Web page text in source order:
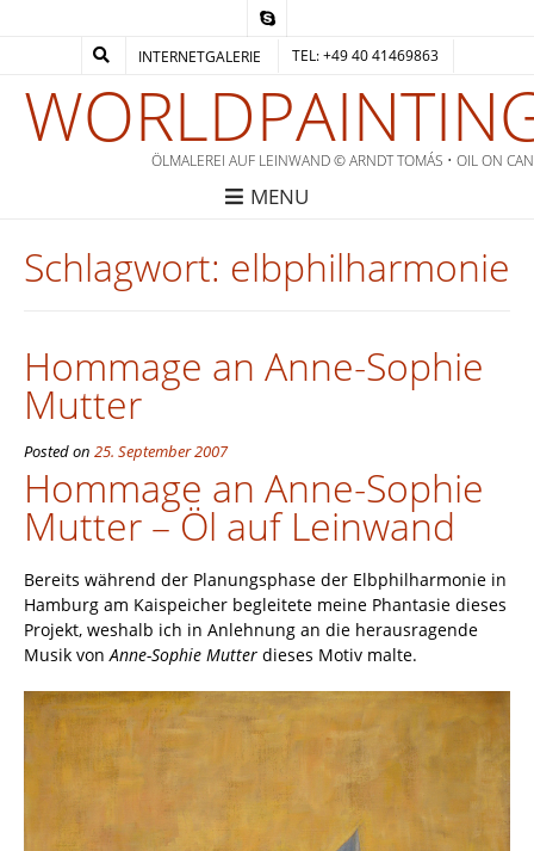
INTERNETGALERIE TEL: +49 40 41469863
ÖLMALEREI AUF LEINWAND © ARNDT TOMÁS • OIL ON
MENU
Schlagwort: elbphilharmonie
Hommage an Anne-Sophie
Mutter
Posted on 25. September 2007
Hommage an Anne-Sophie
Mutter – Öl auf Leinwand
Bereits während der Planungsphase der Elbphilharmonie in
Hamburg am Kaispeicher begleitete meine Phantasie dieses
Projekt, weshalb ich in Anlehnung an die herausragende
Musik von Anne-Sophie Mutter dieses Motiv malte.